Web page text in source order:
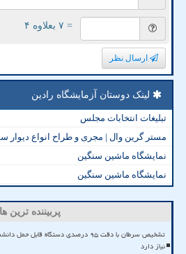
= ۷ بعلاوه ۴
ارسال نظر
لینک دوستان آزمایشگاه رادین
تبلیغات انتخابات مجلس
مستر گرین وال | مجری و طراح انواع دیوار
نمایشگاه ماشین سنگین
نمایشگاه ماشین سنگین
پربیننده ترین ها
تشخیص سرطان با دقت ۹۵ درصدی دستگاه
نیاز دارد